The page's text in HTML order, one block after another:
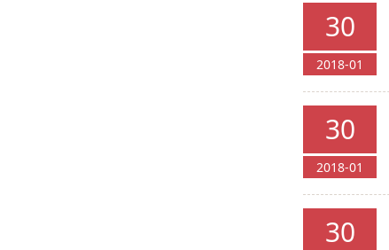
30
2018-01
30
2018-01
30